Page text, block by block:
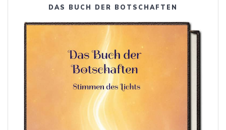
DAS BUCH DER BOTSCHAFTEN